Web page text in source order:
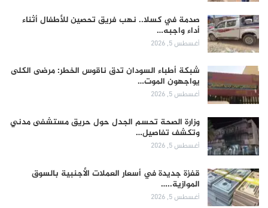
صدمة في كسلا.. نهب فريق تحصين للأطفال أثناء
أداء واجبه…
أغسطس 5, 2026
شبكة أطباء السودان تدق ناقوس الخطر: مرضى الكلى
يواجهون الموت…
أغسطس 5, 2026
وزارة الصحة تحسم الجدل حول حريق مستشفى مدني
وتكشف تفاصيل…
أغسطس 5, 2026
قفزة جديدة في أسعار العملات الأجنبية بالسوق
الموازية..…
أغسطس 5, 2026